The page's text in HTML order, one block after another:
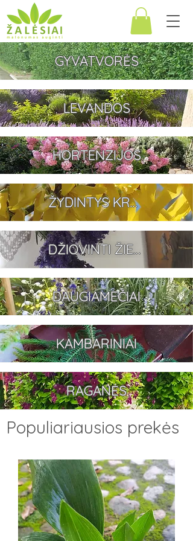
GYVATVORĖS
LEVANDOS
HORTENZIJOS
ŽYDINTYS KRŪMAI
DŽIOVINTI ŽIEDAI
DAUGIAMEČIAI
KAMBARINIAI
RAGANĖS
Populiariausios prekės